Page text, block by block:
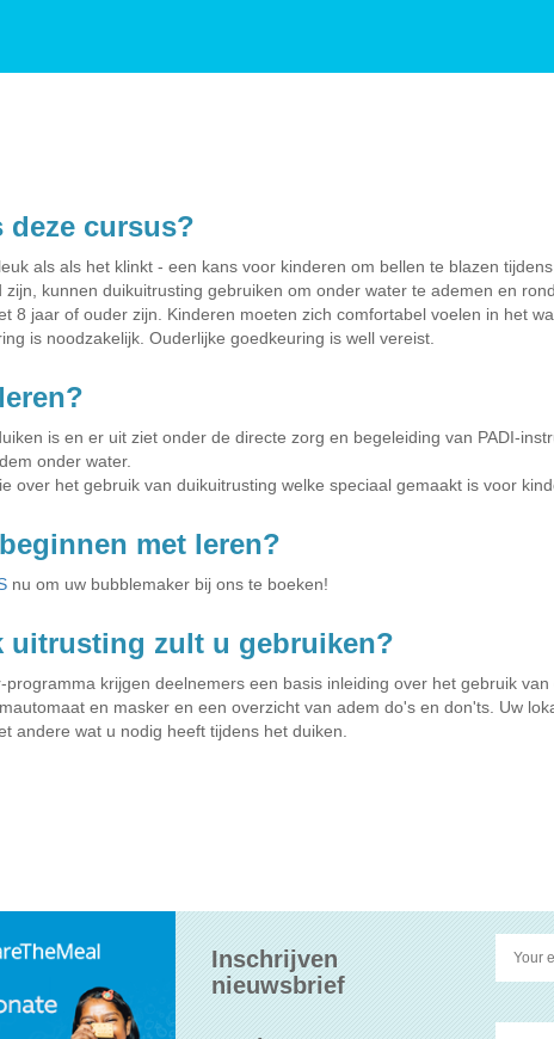
deze cursus?
als als het klinkt - een kans voor kinderen om bellen te blazen
zijn, kunnen duikuitrusting gebruiken om onder water te ademen en
8 jaar of ouder zijn. Kinderen moeten zich comfortabel voelen in het
is noodzakelijk. Ouderlijke goedkeuring is well vereist.
is en er uit ziet onder de directe zorg en begeleiding van PADI-
onder water.
over het gebruik van duikuitrusting welke speciaal gemaakt is voor
met leren?
nu om uw bubblemaker bij ons te boeken!
uitrusting zult u gebruiken?
programma krijgen deelnemers een basis inleiding over het gebruik
en masker en een overzicht van adem do's en don'ts. Uw
andere wat u nodig heeft tijdens het duiken.
Inschrijven
nieuwsbrief